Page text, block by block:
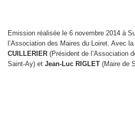
Emission réalisée le 6 novembre 2014 à
l’Association des Maires du Loiret. Avec
CUILLERIER (Président de l’Association
Saint-Ay) et Jean-Luc RIGLET (Maire de